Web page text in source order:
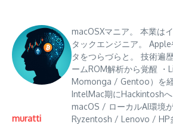
muratti
macOSXマニア。 本業は
タックエンジニア。
タをつらづらと。 技術遍
ームROM解析から覚醒 ・
Momonga / Gentoo）を
IntelMac期にHackintosh
macOS / ローカルAI環境
Ryzentosh / Lenovo / HP